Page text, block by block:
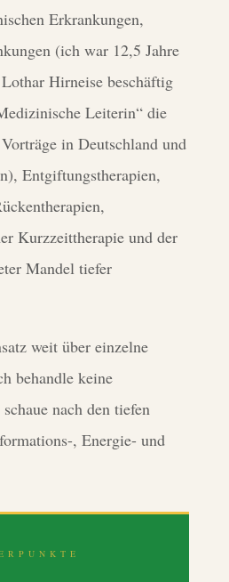
Erkrankungen,
(ich war 12,5 Jahre
Hirneise beschäftig
Leiterin“ die
in Deutschland und
Entgiftungstherapien,
Kurzzeittherapie und der
Mandel tiefer
weit über einzelne
behandle keine
nach den tiefen
, Energie- und